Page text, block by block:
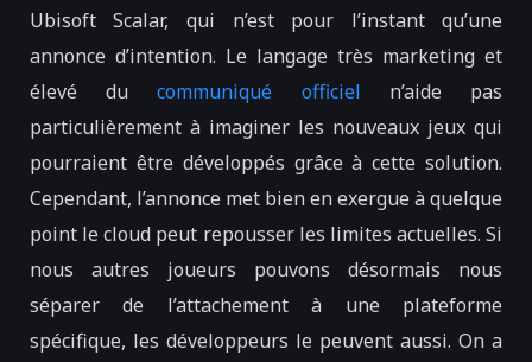
Ubisoft Scalar, qui n’est pour l’instant qu’une
annonce d’intention. Le langage très marketing et
élevé ducommuniqué officiel n’aide pas
particulièrement à imaginer les nouveaux jeux qui
pourraient être développés grâce à cette solution.
Cependant, l’annonce met bien en exergue à quelque
point le cloud peut repousser les limites actuelles. Si
nous autres joueurs pouvons désormais nous
séparer de l’attachement à une plateforme
spécifique, les développeurs le peuvent aussi. On a